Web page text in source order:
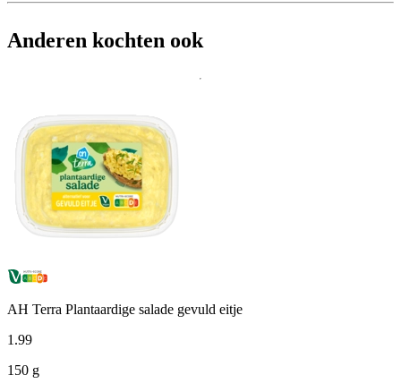
Anderen kochten ook
AH Terra Plantaardige salade gevuld eitje
1 .99
150 g